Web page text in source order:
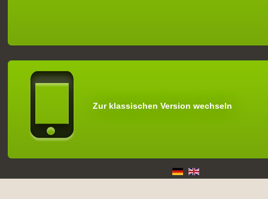
Zur klassischen Version wechseln